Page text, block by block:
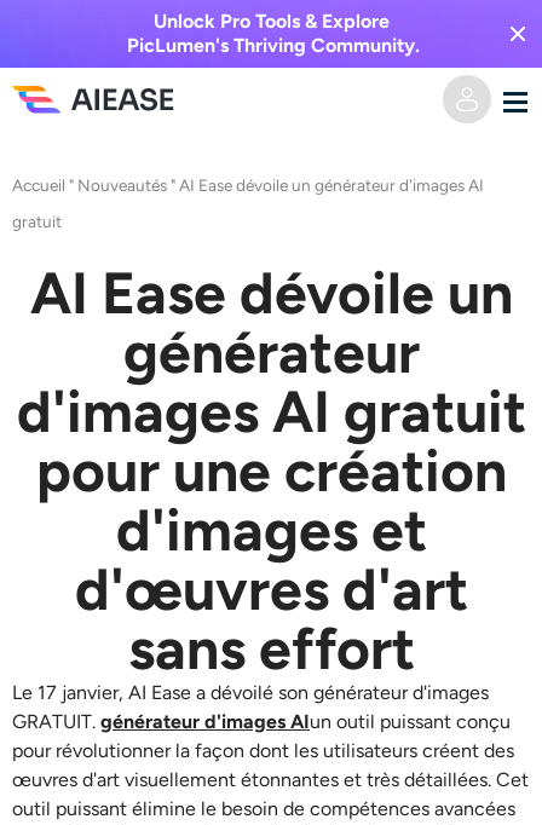
Unlock Pro Tools & Explore
PicLumen's Thriving Community.
Vidéo IA
Texte en vidéo
De l’image à la vidéo
Effets vidéo
Générateur de baisers IA
Générateur de câlins IA
Générateur de danse IA
Modèles d’IA pris en charge
Seedance 2.0 Kling 2.6 Motion Control Veo 3.1
Kling 2.6 Pro
Wan 2.5
Effets vidéo
Image vers image
Texte en image
Seedream 5.0 Pro Nano Banana Pro Seedream 4.5
Outils d’IA
Éditeur et créateur de photos
Rehausseur de photos
Extracteur d’objets
Dissolvant de filigrane
Effaceur d’arrière-plan
Prisée
Accueil " Nouveautés "AI Ease dévoile un générateur d'images AI
gratuit
AI Ease dévoile un
générateur
d'images AI gratuit
pour une création
d'images et
d'œuvres d'art
sans effort
Le 17 janvier, AI Ease a dévoilé son générateur d'images
GRATUIT. générateur d'images AIun outil puissant conçu
pour révolutionner la façon dont les utilisateurs créent des
œuvres d'art visuellement étonnantes et très détaillées. Cet
outil puissant élimine le besoin de compétences avancées